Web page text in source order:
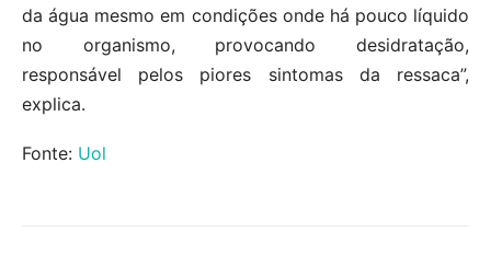
da água mesmo em condições onde há pouco líquido
no organismo, provocando desidratação,
responsável pelos piores sintomas da ressaca”,
explica.
Fonte: Uol